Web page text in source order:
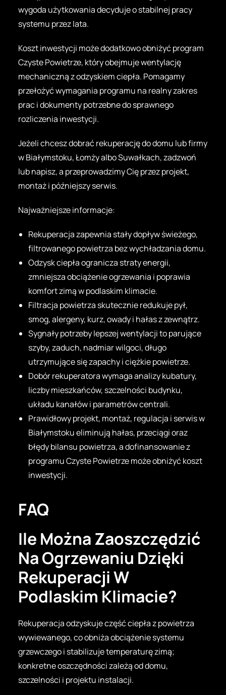
wygoda użytkowania decyduje o stabilnej pracy
systemu przez lata.
Koszt inwestycji może dodatkowo obniżyć program
Czyste Powietrze, który obejmuje wentylację
mechaniczną z odzyskiem ciepła. Pomagamy
przełożyć wymagania programu na realny zakres
prac i dokumenty potrzebne do sprawnego
rozliczenia inwestycji.
Jeżeli chcesz dobrać rekuperację do domu lub firmy
w Białymstoku, Łomży albo Suwałkach, zadzwoń
lub napisz, a przeprowadzimy Cię przez projekt,
montaż i późniejszy serwis.
Najważniejsze informacje:
Rekuperacja zapewnia stały dopływ świeżego,
filtrowanego powietrza bez wychładzania domu.
Odzysk ciepła ogranicza straty energii,
zmniejsza obciążenie ogrzewania i poprawia
komfort zimą w podlaskim klimacie.
Filtracja powietrza skutecznie redukuje pył,
smog, alergeny, kurz, owady i hałas z zewnątrz.
Sygnały potrzeby lepszej wentylacji to parujące
szyby, zaduch, nadmiar wilgoci, długo
utrzymujące się zapachy i ciężkie powietrze.
Dobór rekuperatora wymaga analizy kubatury,
liczby mieszkańców, szczelności budynku,
układu kanałów i parametrów centrali.
Prawidłowy projekt, montaż, regulacja i serwis w
Białymstoku eliminują hałas, przeciągi oraz
błędy bilansu powietrza, a dofinansowanie z
programu Czyste Powietrze może obniżyć koszt
inwestycji.
FAQ
Ile Można Zaoszczędzić
Na Ogrzewaniu Dzięki
Rekuperacji W
Podlaskim Klimacie?
Rekuperacja odzyskuje część ciepła z powietrza
wywiewanego, co obniża obciążenie systemu
grzewczego i stabilizuje temperaturę zimą;
konkretne oszczędności zależą od domu,
szczelności i projektu instalacji.